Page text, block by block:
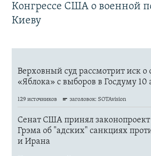
Конгрессе США о военной
Киеву